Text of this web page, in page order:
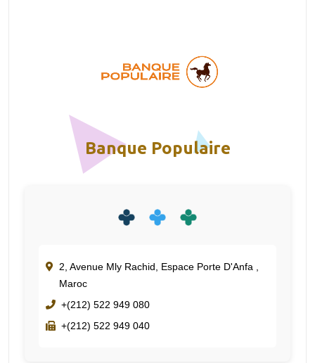
Banque Populaire
2, Avenue Mly Rachid, Espace Porte D'Anfa ,
Maroc
+(212) 522 949 080
+(212) 522 949 040